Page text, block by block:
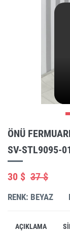
ÖNÜ
SV-STL9095-01
30 $ 37 $
RENK: BEYAZ
AÇIKLAMA